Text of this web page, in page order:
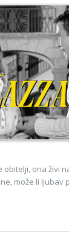
obitelji, ona živi
može li ljubav